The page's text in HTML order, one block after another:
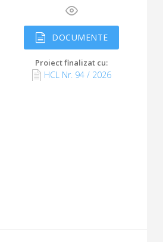
DOCUMENTE
Proiect finalizat cu:
HCL Nr. 94/ 2026